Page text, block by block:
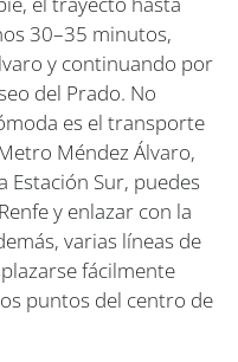
30–35 minutos,
y continuando por
del Prado. No
es el transporte
Méndez Álvaro,
Estación Sur, puedes
y enlazar con la
varias líneas de
fácilmente
puntos del centro de